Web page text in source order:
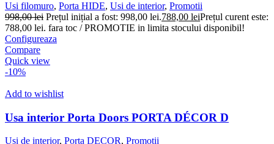
Usi filomuro, Porta HIDE, Usi de interior, Promotii
998,00lei Prețul inițial a fost: 998,00 lei.788,00 leiPrețul curent este:
788,00 lei. fara toc / PROMOTIE in limita stocului disponibil!
Configureaza
Compare
Quick view
-10%
Add to wishlist
Usa interior Porta Doors PORTA DÉCOR D
Usi de interior, Porta DECOR, Promotii